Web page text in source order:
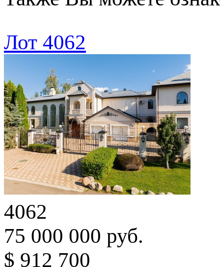
Лот 4062
4062
75 000 000 руб.
$ 912 700